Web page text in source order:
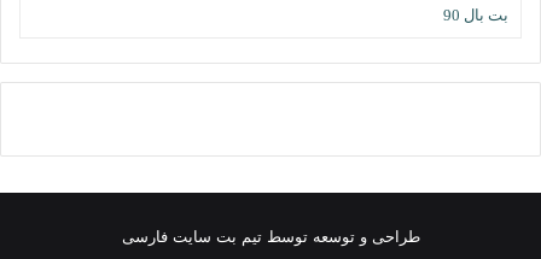
بت بال 90
طراحی و توسعه توسط تیم بت سایت فارسی